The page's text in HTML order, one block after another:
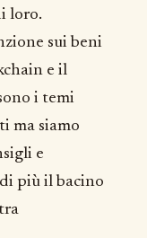
loro.
sui beni
e il
i temi
ma siamo
e
più il bacino